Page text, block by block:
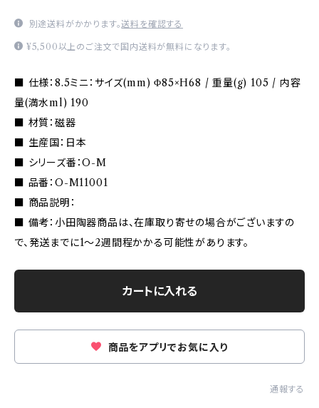
別途送料がかかります。送料を確認する
¥5,500以上のご注文で国内送料が無料になります。
■ 仕様：8.5ミニ：サイズ(mm) Φ85×H68 / 重量(g) 105 / 内容
量(満水ml) 190
■ 材質：磁器
■ 生産国：日本
■ シリーズ番：O-M
■ 品番：O-M11001
■ 商品説明：
■ 備考：小田陶器商品は、在庫取り寄せの場合がございますの
で、発送までに1〜2週間程かかる可能性があります。
カートに入れる
商品をアプリでお気に入り
通報する